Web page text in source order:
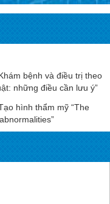
bệnh và điều trị theo
những điều cần lưu ý”
hình thẩm mỹ “The